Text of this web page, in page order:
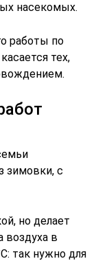
насекомых.
работы по
тех,
зимовки, с
но делает
воздуха в
так нужно для